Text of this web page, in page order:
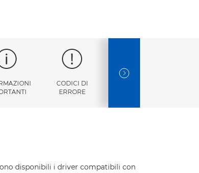
CODICI DI
ERRORE
NEXT SLIDE
disponibili i driver compatibili con